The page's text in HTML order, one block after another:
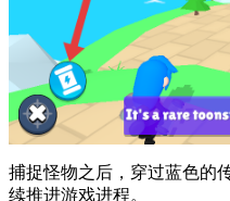
捕捉怪物之后，穿过蓝色的
续推进游戏进程。